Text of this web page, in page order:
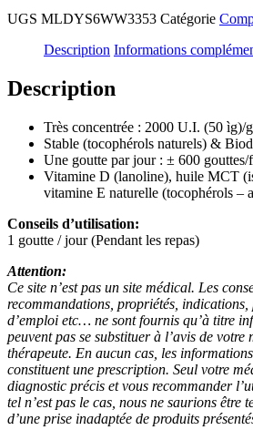
2000
20ml
UGS MLDYS6WW3353 Catégorie
Description Informations
Description
Très concentrée : 2000 U.I. (50 ìg)/
Stable (tocophérols naturels) &
Une goutte par jour : ± 600 gouttes/
Vitamine D (lanoline), huile MCT
vitamine E naturelle (tocophérols –
Conseils d’utilisation:
1 goutte / jour (Pendant les repas)
Attention:
Ce site n’est pas un site médical. Les
recommandations, propriétés,
d’emploi etc… ne sont fournis qu’à titre
peuvent pas se substituer à l’avis de votre
thérapeute. En aucun cas, les
constituent une prescription. Seul votre
diagnostic précis et vous recommander
tel n’est pas le cas, nous ne saurions être
d’une prise inadaptée de produits